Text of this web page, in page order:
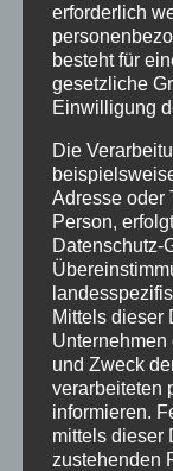
Über den
Ähnliche
wie
Hinterlasse
erforderlich
besteht für
gesetzliche
Einwilligung
Die
Adresse oder
Person,
Datenschutz-
Mittels dieser
Unternehmen
und Zweck
verarbeiteten
informieren.
mittels dieser
zustehenden